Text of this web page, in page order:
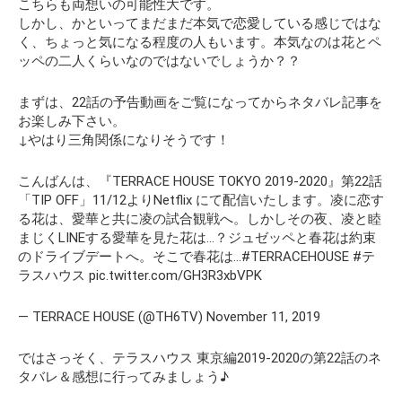
こちらも両想いの可能性大です。
しかし、かといってまだまだ本気で恋愛している感じではな
く、ちょっと気になる程度の人もいます。本気なのは花とペ
ッペの二人くらいなのではないでしょうか？？
まずは、22話の予告動画をご覧になってからネタバレ記事を
お楽しみ下さい。
↓やはり三角関係になりそうです！
こんばんは、『TERRACE HOUSE TOKYO 2019-2020』第22話
「TIP OFF」11/12よりNetflix にて配信いたします。凌に恋す
る花は、愛華と共に凌の試合観戦へ。しかしその夜、凌と睦
まじくLINEする愛華を見た花は…？ジュゼッペと春花は約束
のドライブデートへ。そこで春花は…#TERRACEHOUSE #テ
ラスハウス pic.twitter.com/GH3R3xbVPK
— TERRACE HOUSE (@TH6TV) November 11, 2019
ではさっそく、テラスハウス 東京編2019-2020の第22話のネ
タバレ＆感想に行ってみましょう♪